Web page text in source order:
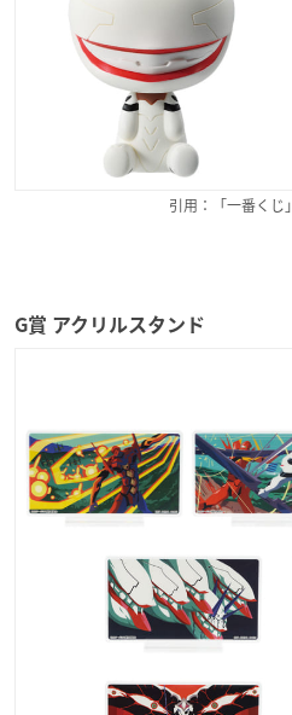
引用：「一番くじ」
G賞 アクリルスタンド